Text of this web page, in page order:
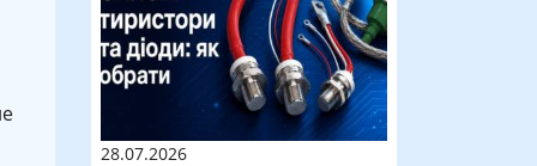
28.07.2026